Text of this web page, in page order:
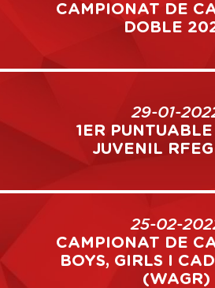
CAMPIONAT DE
DOBLE
29-01-
1ER
JUVENIL
25-02-
CAMPIONAT DE
BOYS, GIRLS I
(WAGR)